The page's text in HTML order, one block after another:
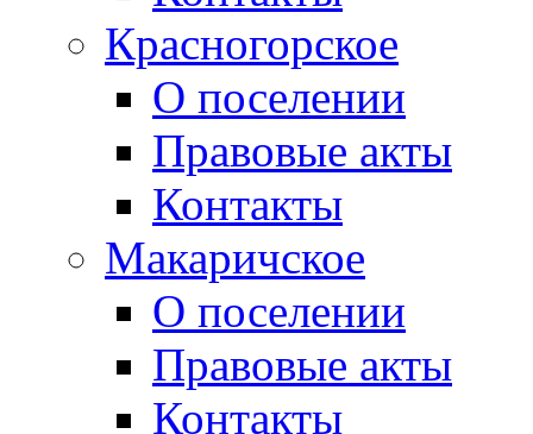
Красногорское
О поселении
Правовые акты
Контакты
Макаричское
О поселении
Правовые акты
Контакты